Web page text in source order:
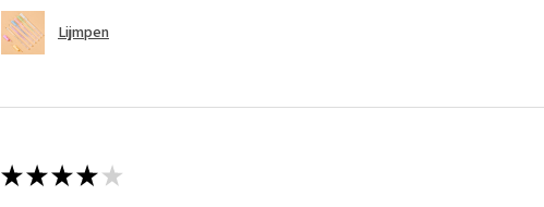
Lijmpen
★★★★ ★